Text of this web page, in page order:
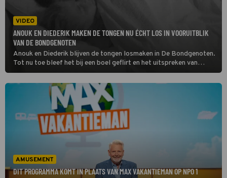
VIDEO
ANOUK EN DIEDERIK MAKEN DE TONGEN NU ÉCHT LOS IN VOORUITBLIK
VAN DE BONDGENOTEN
Anouk en Diederik blijven de tongen losmaken in De Bondgenoten.
Tot nu toe bleef het bij een boel geflirt en het uitspreken van
gevoelens, maar vanavond zien kijkers de twee een stap verder
gaan.
AMUSEMENT
DIT PROGRAMMA KOMT IN PLAATS VAN MAX VAKANTIEMAN OP NPO 1